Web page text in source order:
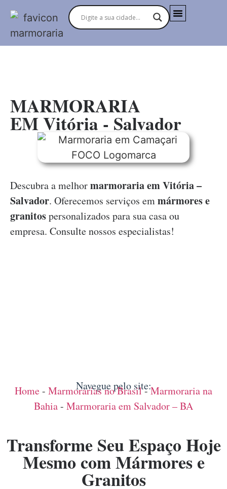
MARMORARIA
EM Vitória - Salvador
Descubra a melhormarmoraria em Vitória –
Salvador. Oferecemos serviços emmármores e
granitospersonalizados para sua casa ou
empresa. Consulte nossos especialistas!
Navegue pelo site:
Home- Marmorarias no Brasil-Marmoraria na
Bahia- Marmoraria em Salvador – BA
Transforme Seu Espaço Hoje
Mesmo com Mármores e
Granitos